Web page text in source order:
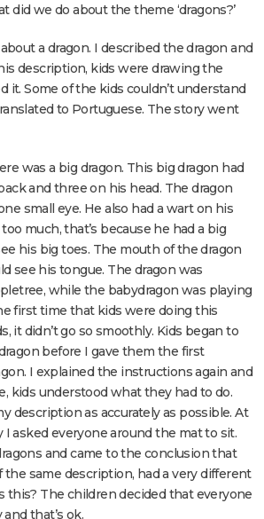
did we do about the theme ‘dragons?’
a dragon. I described the dragon and
description, kids were drawing the
it. Some of the kids couldn’t understand
to Portuguese. The story went
was a big dragon. This big dragon had
and three on his head. The dragon
small eye. He also had a wart on his
much, that’s because he had a big
his big toes. The mouth of the dragon
see his tongue. The dragon was
while the babydragon was playing
first time that kids were doing this
it didn’t go so smoothly. Kids began to
before I gave them the first
I explained the instructions again and
kids understood what they had to do.
description as accurately as possible. At
asked everyone around the mat to sit.
and came to the conclusion that
the same description, had a very different
this? The children decided that everyone
that’s ok.